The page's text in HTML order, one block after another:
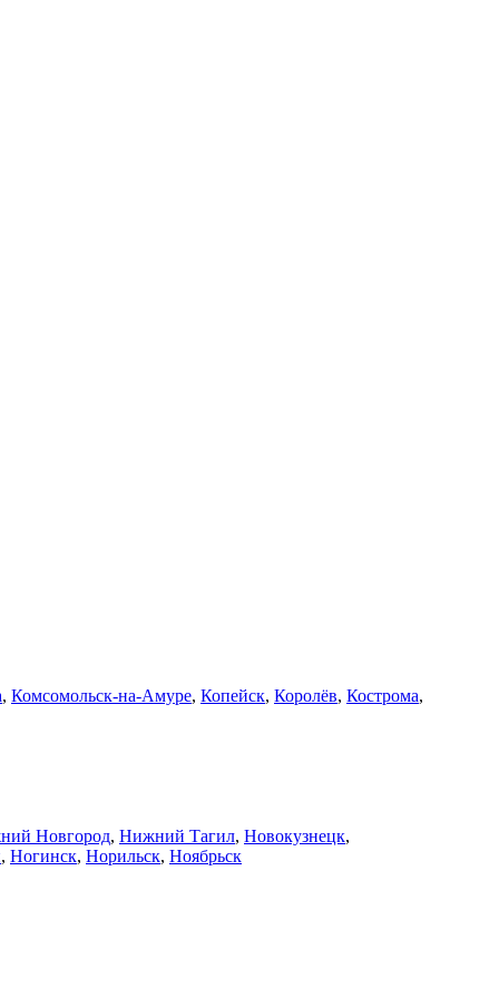
, Комсомольск-на-Амуре, Копейск, Королёв, Кострома,
Новгород, Нижний Тагил, Новокузнецк,
, Ногинск, Норильск, Ноябрьск